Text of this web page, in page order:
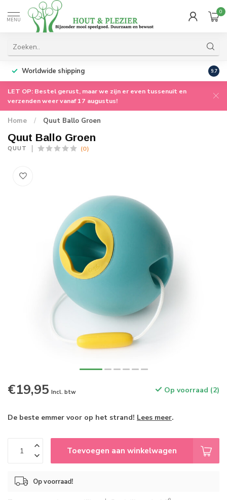
MENU
0
Worldwide shipping 9.7
LET OP: Bestel gerust, maar we zijn er even tussenuit en
verzenden weer vanaf 17 augustus!
Home / Quut Ballo Groen
Quut Ballo Groen
QUUT (0)
€19,95 Incl. btw Op voorraad (2)
De beste emmer voor op het strand! Lees meer.
Toevoegen aan winkelwagen
Op voorraad!